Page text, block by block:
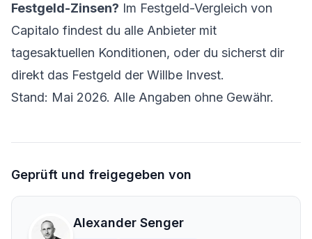
Festgeld-Zinsen? Im Festgeld-Vergleich von
Capitalo findest du alle Anbieter mit
tagesaktuellen Konditionen, oder du sicherst dir
direkt das Festgeld der Willbe Invest.
Stand: Mai 2026. Alle Angaben ohne Gewähr.
Geprüft und freigegeben von
Alexander Senger